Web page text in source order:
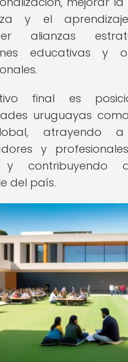
y el
alianzas
educativas y
final es
uruguayas
atrayendo a
y
y contribuyendo
del país.